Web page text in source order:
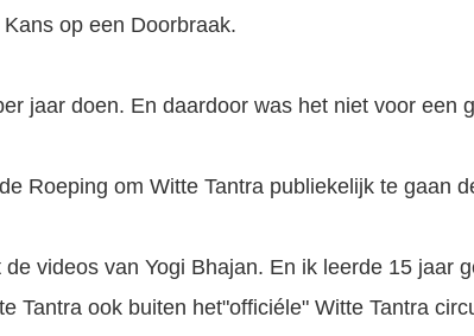
Kans op een Doorbraak.
jaar doen. En daardoor was het niet voor een
Roeping om Witte Tantra publiekelijk te gaan
videos van Yogi Bhajan. En ik leerde 15 jaar
Tantra ook buiten het"officiéle" Witte Tantra